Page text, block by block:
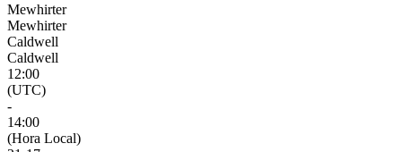
Mewhirter
Mewhirter
Caldwell
Caldwell
12:00
(UTC)
-
14:00
(Hora Local)